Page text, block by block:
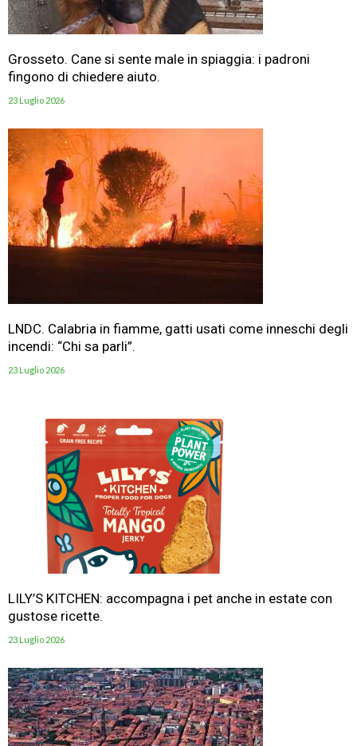
Grosseto. Cane si sente male in spiaggia: i padroni
fingono di chiedere aiuto.
23 Luglio 2026
LNDC. Calabria in fiamme, gatti usati come inneschi degli
incendi: “Chi sa parli”.
23 Luglio 2026
LILY’S KITCHEN: accompagna i pet anche in estate con
gustose ricette.
23 Luglio 2026